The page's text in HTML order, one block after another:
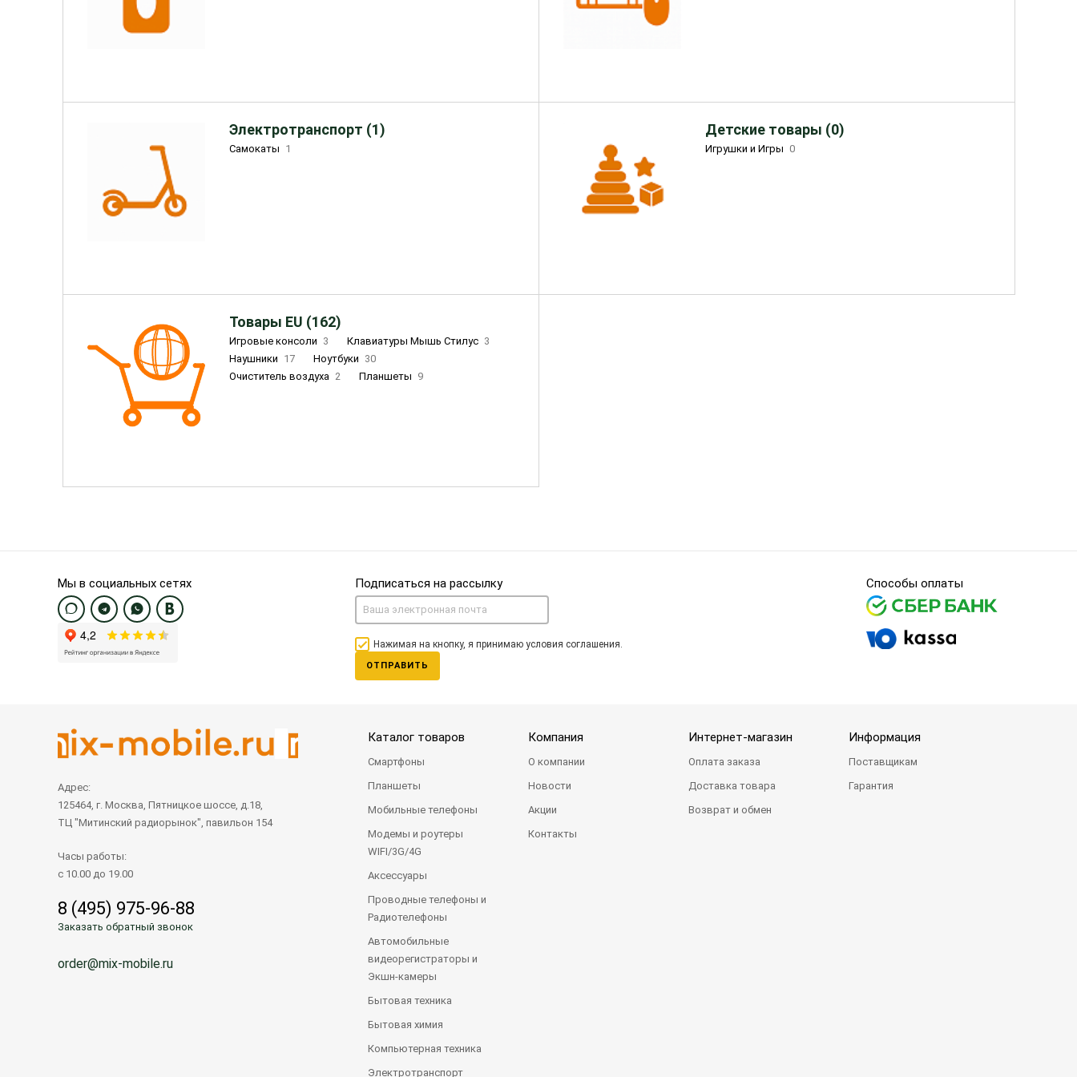
Электротранспорт (1)
Самокаты 1
Детские товары (0)
Игрушки и Игры 0
Товары EU (162)
Игровые консоли 3 Клавиатуры Мышь Стилус 3
Наушники 17 Ноутбуки 30
Очиститель воздуха 2 Планшеты 9
Мы в социальных сетях Подписаться на рассылку
Нажимая на кнопку, я принимаю условия соглашения.
ОТПРАВИТЬ
Способы оплаты
Адрес:
125464, г. Москва, Пятницкое шоссе, д.18,
ТЦ "Митинский радиорынок", павильон 154
Часы работы:
с 10.00 до 19.00
8 (495) 975-96-88
Заказать обратный звонок
order@mix-mobile.ru
Каталог товаров
Смартфоны
Планшеты
Мобильные телефоны
Модемы и роутеры
WIFI/3G/4G
Аксессуары
Проводные телефоны и
Радиотелефоны
Автомобильные
видеорегистраторы и
Экшн-камеры
Бытовая техника
Бытовая химия
Компьютерная техника
Электротранспорт
Компания
О компании
Новости
Акции
Контакты
Интернет-магазин
Оплата заказа
Доставка товара
Возврат и обмен
Информация
Поставщикам
Гарантия